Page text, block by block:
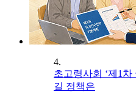
4.
초고령사회 ‘제1
길 정책은